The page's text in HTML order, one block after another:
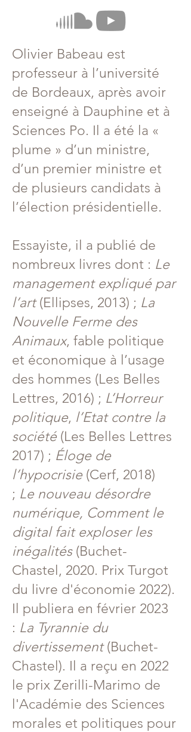
Olivier Babeau est
professeur à l’université
de Bordeaux, après avoir
enseigné à Dauphine et à
Sciences Po. Il a été la «
plume » d’un ministre,
d’un premier ministre et
de plusieurs candidats à
l’élection présidentielle.
Essayiste, il a publié de
nombreux livres dont : Le
management expliqué par
l’art(Ellipses, 2013) ; La
Nouvelle Ferme des
Animaux, fable politique
et économique à l’usage
des hommes (Les Belles
Lettres, 2016) ; L’Horreur
politique, l’Etat contre la
société (Les Belles Lettres
2017) ; Éloge de
l’hypocrisie (Cerf, 2018)
; Le nouveau désordre
numérique, Comment le
digital fait exploser les
inégalités(Buchet-
Chastel, 2020. Prix Turgot
du livre d'économie 2022).
Il publiera en février 2023
: La Tyrannie du
divertissement(Buchet-
Chastel). Il a reçu en 2022
le prix Zerilli-Marimo de
l'Académie des Sciences
morales et politiques pour